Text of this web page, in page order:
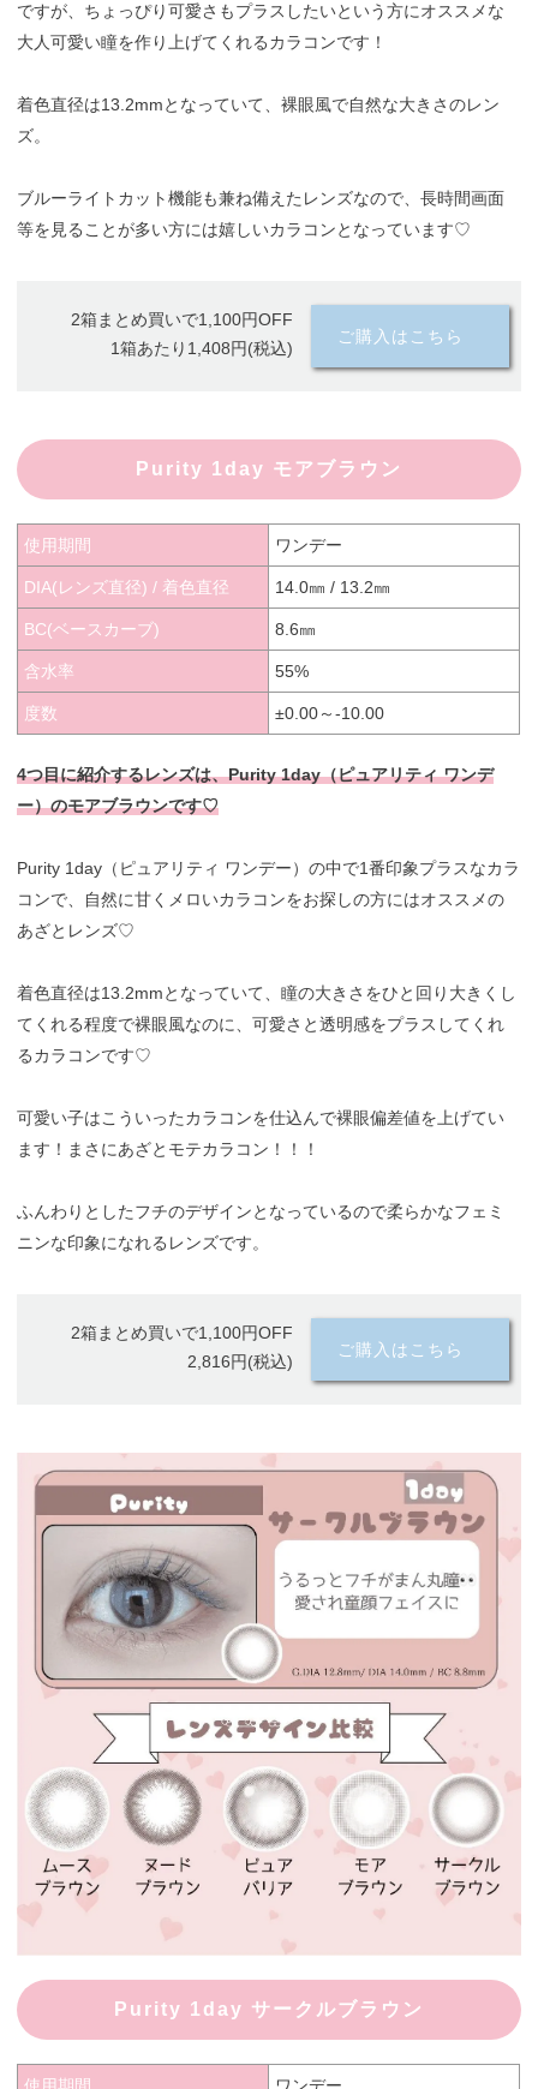
ですが、ちょっぴり可愛さもプラスしたいという方にオススメな
大人可愛い瞳を作り上げてくれるカラコンです！
着色直径は13.2mmとなっていて、裸眼風で自然な大きさのレン
ズ。
ブルーライトカット機能も兼ね備えたレンズなので、長時間画面
等を見ることが多い方には嬉しいカラコンとなっています♡
2箱まとめ買いで1,100円OFF
1箱あたり1,408円(税込)
ご購入はこちら
Purity 1day モアブラウン
使用期間 ワンデー
DIA(レンズ直径) / 着色直径 14.0㎜ / 13.2㎜
BC(ベースカーブ) 8.6㎜
含水率 55%
度数 ±0.00～-10.00
4つ目に紹介するレンズは、Purity 1day（ピュアリティ ワンデ
ー）のモアブラウンです♡
Purity 1day（ピュアリティ ワンデー）の中で1番印象プラスなカラ
コンで、自然に甘くメロいカラコンをお探しの方にはオススメの
あざとレンズ♡
着色直径は13.2mmとなっていて、瞳の大きさをひと回り大きくし
てくれる程度で裸眼風なのに、可愛さと透明感をプラスしてくれ
るカラコンです♡
可愛い子はこういったカラコンを仕込んで裸眼偏差値を上げてい
ます！まさにあざとモテカラコン！！！
ふんわりとしたフチのデザインとなっているので柔らかなフェミ
ニンな印象になれるレンズです。
2箱まとめ買いで1,100円OFF
2,816円(税込)
ご購入はこちら
Purity 1day サークルブラウン